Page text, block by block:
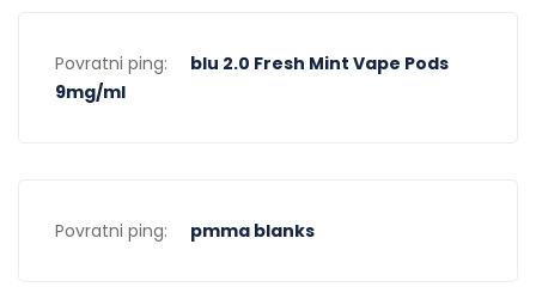
Povratni ping:
blu 2.0 Fresh Mint Vape Pods
9mg/ml
Povratni ping: pmma blanks